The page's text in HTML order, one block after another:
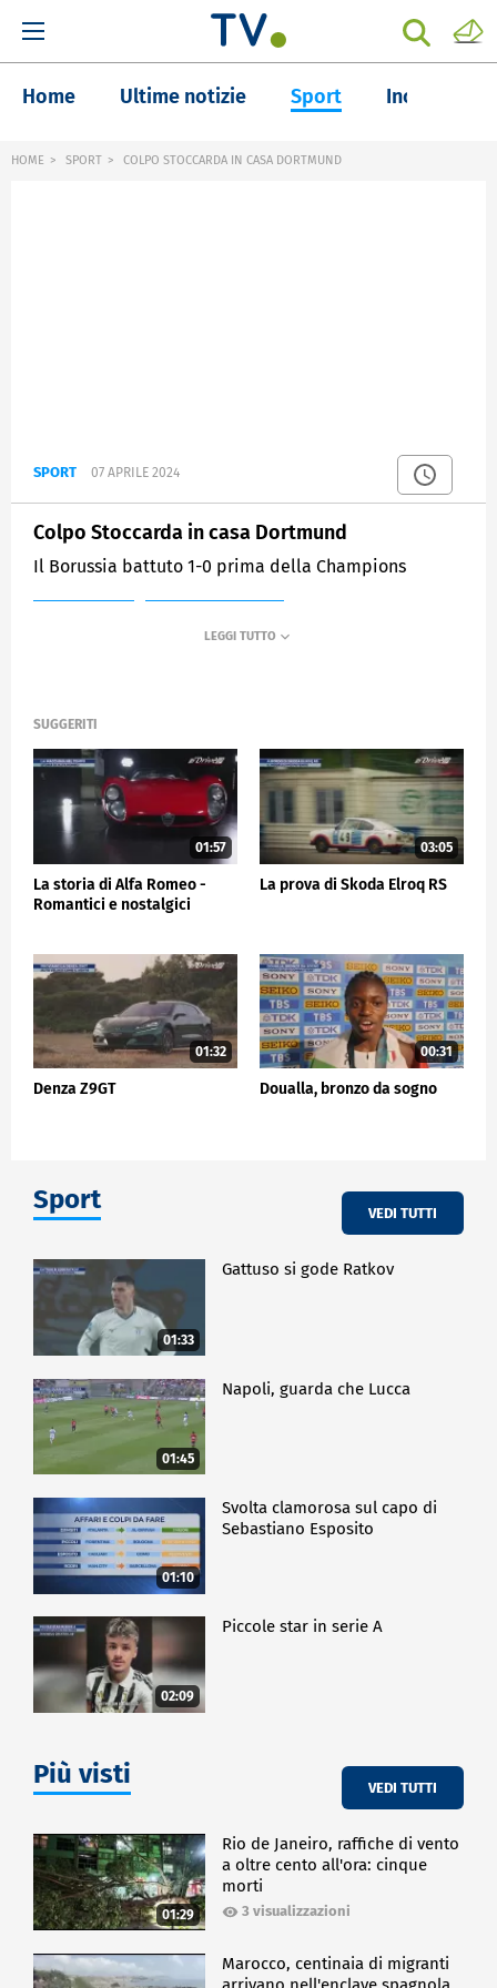
Home Ultime notizie Sport Inchieste
HOME SPORT COLPO STOCCARDA IN CASA DORTMUND
SPORT 07 APRILE 2024
Colpo Stoccarda in casa Dortmund
Il Borussia battuto 1-0 prima della Champions
SUGGERITI
01:57
La storia di Alfa Romeo -
Romantici e nostalgici
03:05
La prova di Skoda Elroq RS
01:32
Denza Z9GT
00:31
Doualla, bronzo da sogno
Sport VEDI TUTTI
01:33
Gattuso si gode Ratkov
01:45
Napoli, guarda che Lucca
01:10
Svolta clamorosa sul capo di
Sebastiano Esposito
02:09
Piccole star in serie A
Più visti VEDI TUTTI
01:29
Rio de Janeiro, raffiche di vento
a oltre cento all'ora: cinque
morti
3 visualizzazioni
Marocco, centinaia di migranti